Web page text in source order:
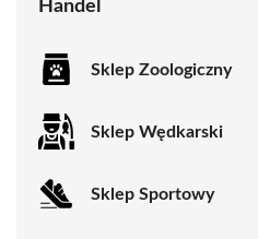
Handel
Sklep Zoologiczny
Sklep Wędkarski
Sklep Sportowy